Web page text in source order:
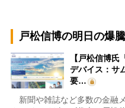
戸松信博の明日の爆
【戸松信博
デバイス：サ
要…
新聞や雑誌など多数の金融